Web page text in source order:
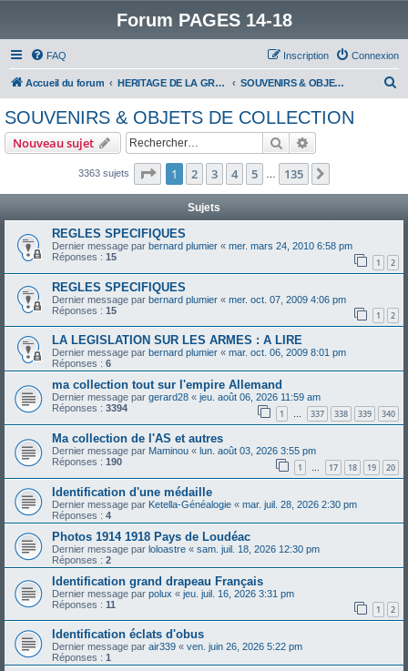
Forum PAGES 14-18
FAQ Connexion
Inscription
Accueil du forum HERITAGE DE LA GRANDE GUERRE : SOUVENIRS & OBJETS DE COLLECTION
e
SOUVENIRS & OBJETS DE COLLECTION
Nouveau sujet Rechercher
3363 sujets Page 1sur135
1 2 3 4 5 135
Sujets
REGLES SPECIFIQUES
Dernier message par bernard plumier « mer. mars 24, 2010 6:58 pm
Réponses : 15 1 2
REGLES SPECIFIQUES
Dernier message par bernard plumier « mer. oct. 07, 2009 4:06 pm
Réponses : 15 1 2
LA LEGISLATION SUR LES ARMES : A LIRE
Dernier message par bernard plumier « mar. oct. 06, 2009 8:01 pm
Réponses : 6
ma collection tout sur l'empire Allemand
Dernier message par gerard28 « jeu. août 06, 2026 11:59 am
Réponses : 3394 1 … 337 338 339 340
Ma collection de l'AS et autres
Dernier message par Maminou « lun. août 03, 2026 3:55 pm
Réponses : 190 1 … 17 18 19 20
Identification d'une médaille
Dernier message par Ketella-Généalogie « mar. juil. 28, 2026 2:30 pm
Réponses : 4
Photos 1914 1918 Pays de Loudéac
Dernier message par loloastre « sam. juil. 18, 2026 12:30 pm
Réponses : 2
Identification grand drapeau Français
Dernier message par polux « jeu. juil. 16, 2026 3:31 pm
Réponses : 11 1 2
Identification éclats d'obus
Dernier message par air339 « ven. juin 26, 2026 5:22 pm
Réponses : 1